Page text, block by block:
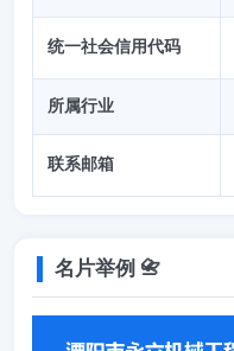
统一社会信用代码
所属行业
联系邮箱
名片举例 📇